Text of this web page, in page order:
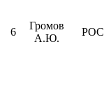
6
Громов
А.Ю.
РОС